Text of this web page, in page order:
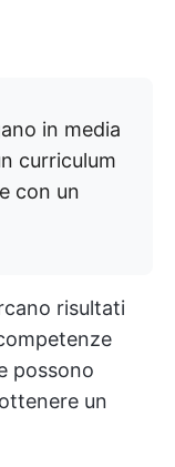
in media
curriculum
con un
risultati
possono
un